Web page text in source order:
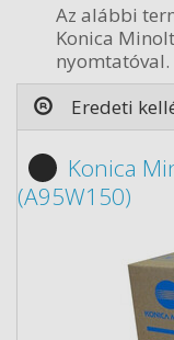
Az alábbi
Konica
nyomtatóval.
Eredeti
Konica
(A95W150)